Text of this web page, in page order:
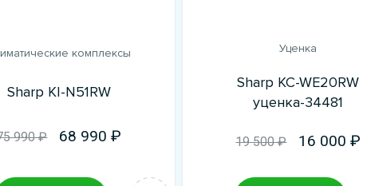
комплексы
Sharp KI-N51RW
990 ₽ 68 990
Уценка
Sharp KC-WE20RW
уценка-34481
19 500 ₽ 16 000